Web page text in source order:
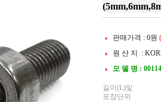
판매가격 : 0원
원 산 지 :
모 델 명 : 00114
길이(L)및
포장단위